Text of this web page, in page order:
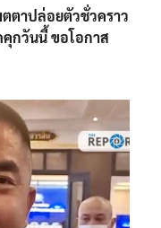
ตาปล่อยตัวชั่วคราว
คุกวันนี้ ขอโอกาส